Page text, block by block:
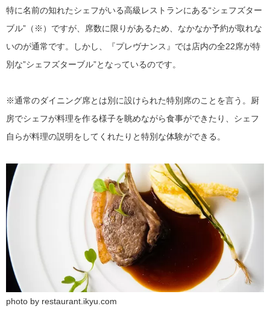
特に名前の知れたシェフがいる高級レストランにある“シェフズター
ブル”（※）ですが、席数に限りがあるため、なかなか予約が取れな
いのが通常です。しかし、『プレヴナンス』では店内の全22席が特
別な”シェフズターブル”となっているのです。
※通常のダイニング席とは別に設けられた特別席のことを言う。厨
房でシェフが料理を作る様子を眺めながら食事ができたり、シェフ
自らが料理の説明をしてくれたりと特別な体験ができる。
photo by restaurant.ikyu.com